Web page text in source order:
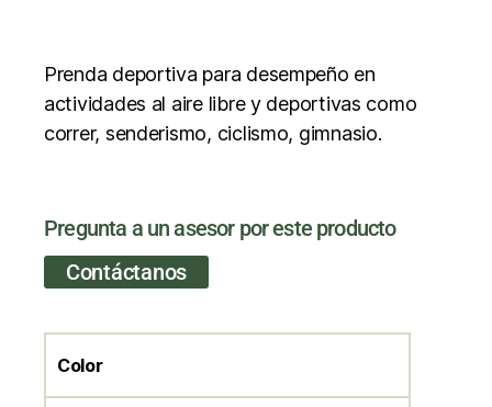
Prenda deportiva para desempeño en
actividades al aire libre y deportivas como
correr, senderismo, ciclismo, gimnasio.
Pregunta a un asesor por este producto
Contáctanos
Color